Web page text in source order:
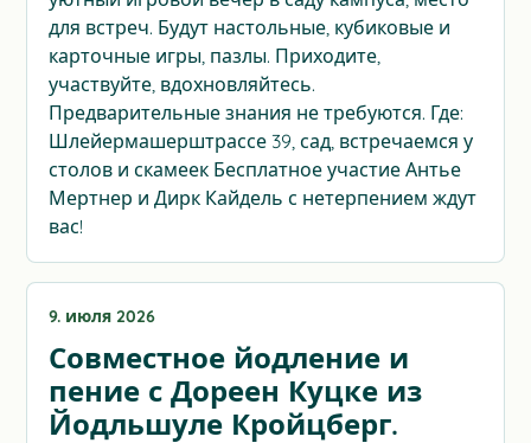
для встреч. Будут настольные, кубиковые и
карточные игры, пазлы. Приходите,
участвуйте, вдохновляйтесь.
Предварительные знания не требуются. Где:
Шлейермашерштрассе 39, сад, встречаемся у
столов и скамеек Бесплатное участие Антье
Мертнер и Дирк Кайдель с нетерпением ждут
вас!
9. июля 2026
Совместное йодление и
пение с Дореен Куцке из
Йодльшуле Кройцберг.